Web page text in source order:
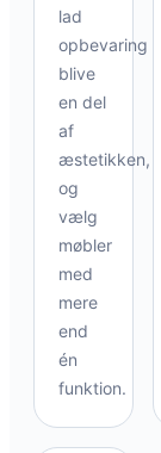
lad
opbevaring
blive
en del
af
æstetikken,
og
vælg
møbler
med
mere
end
én
funktion.